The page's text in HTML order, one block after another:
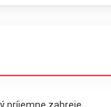
príjemne zahreje.